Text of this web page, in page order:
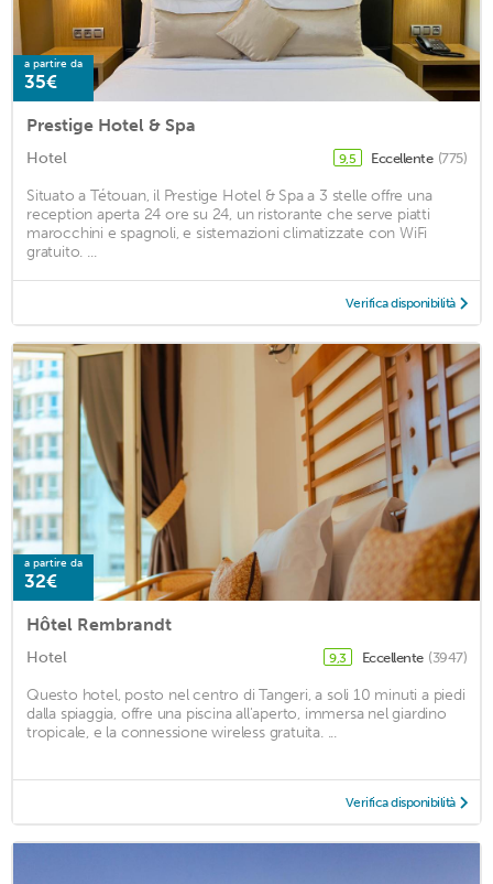
a partire da
35€
Prestige Hotel & Spa
Hotel 9,5 Eccellente (775)
Situato a Tétouan, il Prestige Hotel & Spa a 3 stelle offre una
reception aperta 24 ore su 24, un ristorante che serve piatti
marocchini e spagnoli, e sistemazioni climatizzate con WiFi
gratuito. ...
Verifica disponibilità
a partire da
32€
Hôtel Rembrandt
Hotel 9,3 Eccellente (3947)
Questo hotel, posto nel centro di Tangeri, a soli 10 minuti a piedi
dalla spiaggia, offre una piscina all'aperto, immersa nel giardino
tropicale, e la connessione wireless gratuita. ...
Verifica disponibilità